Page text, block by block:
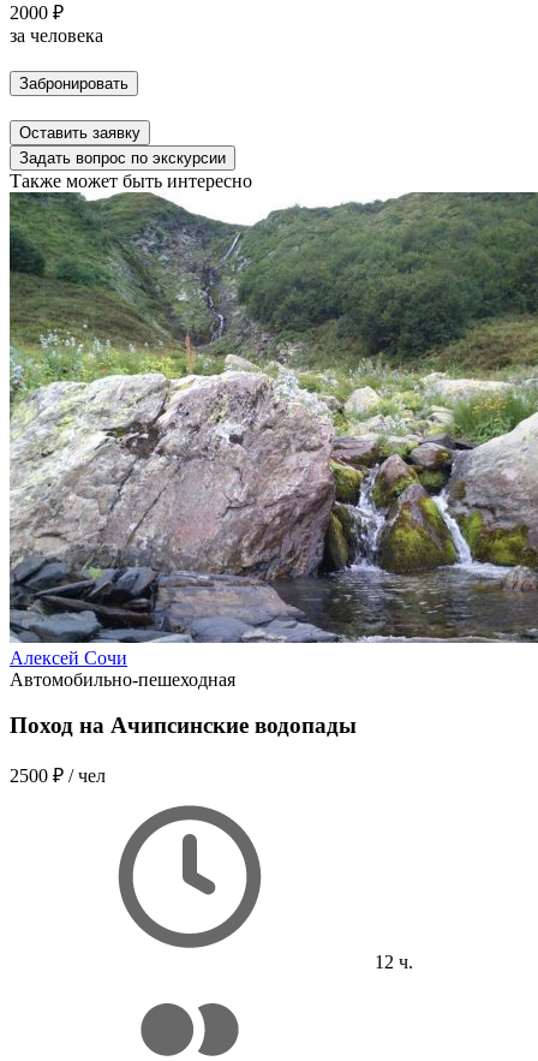
2000 ₽
за человека
Забронировать
Оставить заявку
Задать вопрос по экскурсии
Также может быть интересно
Алексей Сочи
Автомобильно-пешеходная
Поход на Ачипсинские водопады
2500 ₽ / чел
12 ч.